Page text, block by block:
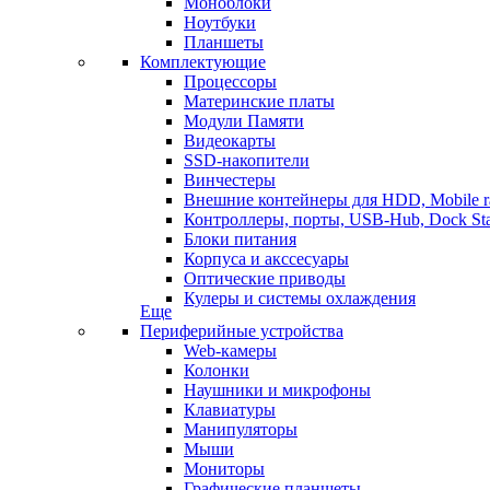
Ноутбуки
Планшеты
Комплектующие
Процессоры
Материнские платы
Модули Памяти
Видеокарты
SSD-накопители
Винчестеры
Внешние контейнеры для HDD, Mobile
Контроллеры, порты, USB-Hub, Dock
Блоки питания
Корпуса и акссесуары
Оптические приводы
Кулеры и системы охлаждения
Еще
Периферийные устройства
Web-камеры
Колонки
Наушники и микрофоны
Клавиатуры
Манипуляторы
Мыши
Мониторы